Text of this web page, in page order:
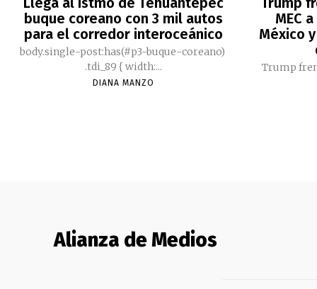
buque coreano con 3 mil autos
para el corredor interoceánico
body.single-post:has(#p3-buque-coreano)
.tdi_89 { width:...
DIANA MANZO
MEC
México
Trump
Alianza de Medios